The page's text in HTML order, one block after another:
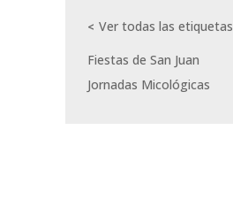
Ver todas las etiquetas
Fiestas de San Juan
Jornadas Micológicas